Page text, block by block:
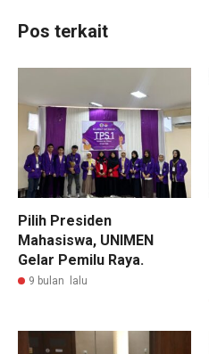
Pos terkait
Pilih Presiden
Mahasiswa, UNIMEN
Gelar Pemilu Raya.
9 bulan lalu